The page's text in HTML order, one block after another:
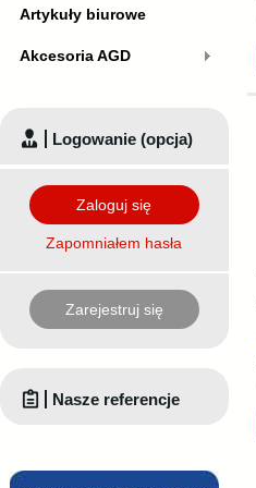
Artykuły biurowe
Akcesoria AGD
Logowanie (opcja)
Zaloguj się
Zapomniałem hasła
Zarejestruj się
Nasze referencje